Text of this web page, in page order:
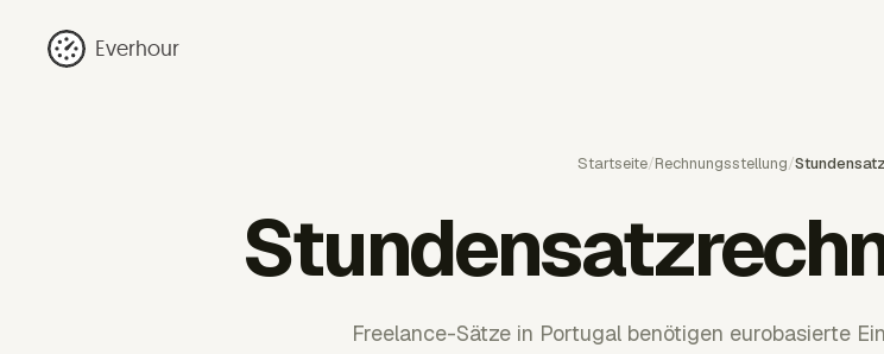
Everhour
Startseite/Rechnungsstellung/
Freelance-Sätze in Portugal benötigen eurobasierte